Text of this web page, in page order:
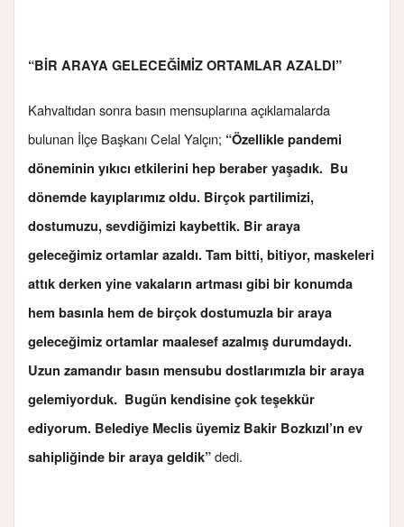
“BİR ARAYA GELECEĞİMİZ ORTAMLAR AZALDI”
Kahvaltıdan sonra basın mensuplarına açıklamalarda
bulunan İlçe Başkanı Celal Yalçın; “Özellikle pandemi
döneminin yıkıcı etkilerini hep beraber yaşadık. Bu
dönemde kayıplarımız oldu. Birçok partilimizi,
dostumuzu, sevdiğimizi kaybettik. Bir araya
geleceğimiz ortamlar azaldı. Tam bitti, bitiyor, maskeleri
attık derken yine vakaların artması gibi bir konumda
hem basınla hem de birçok dostumuzla bir araya
geleceğimiz ortamlar maalesef azalmış durumdaydı.
Uzun zamandır basın mensubu dostlarımızla bir araya
gelemiyorduk. Bugün kendisine çok teşekkür
ediyorum. Belediye Meclis üyemiz Bakir Bozkızıl’ın ev
sahipliğinde bir araya geldik”dedi.